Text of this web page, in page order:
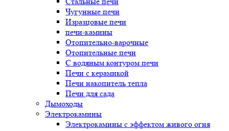
Чугунные печи
Изразцовые печи
печи-камины
Отопительно-варочные
Отопительные печи
С водяным контуром печи
Печи с керамикой
Печи накопитель тепла
Печи для сада
Дымоходы
Электрокамины
Электрокамины с эффектом живого огня